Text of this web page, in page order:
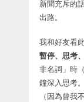
新聞充斥的
出路。
我和好友看
暫停、思考
非名詞」時
鐘深入思考
（因為曾我